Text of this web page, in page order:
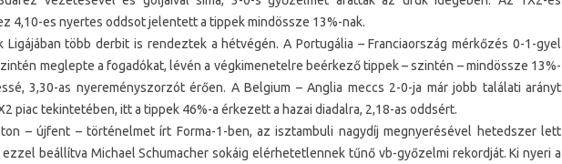
4,10-es nyertes oddsot jelentett a tippek mindössze 13%-nak.
Ligájában több derbit is rendeztek a hétvégén. A Portugália – Franciaország mérkőzés 0-1-gyel
meglepte a fogadókat, lévén a végkimenetelre beérkező tippek – szintén – mindössze 13%-
3,30-as nyereményszorzót érően. A Belgium – Anglia meccs 2-0-ja már jobb találati arányt
piac tekintetében, itt a tippek 46%-a érkezett a hazai diadalra, 2,18-as oddsért.
– újfent – történelmet írt Forma-1-ben, az isztambuli nagydíj megnyerésével hetedszer lett
ezzel beállítva Michael Schumacher sokáig elérhetetlennek tűnő vb-győzelmi rekordját. Ki nyeri a